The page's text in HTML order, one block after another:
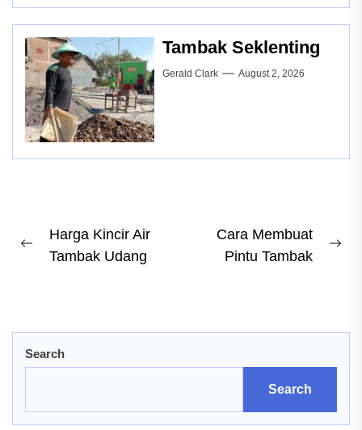
Tambak Seklenting
Gerald Clark August 2, 2026
Post
navigation
Previous
Harga Kincir Air
Tambak Udang
Cara Membuat
Pintu Tambak
Search
Search